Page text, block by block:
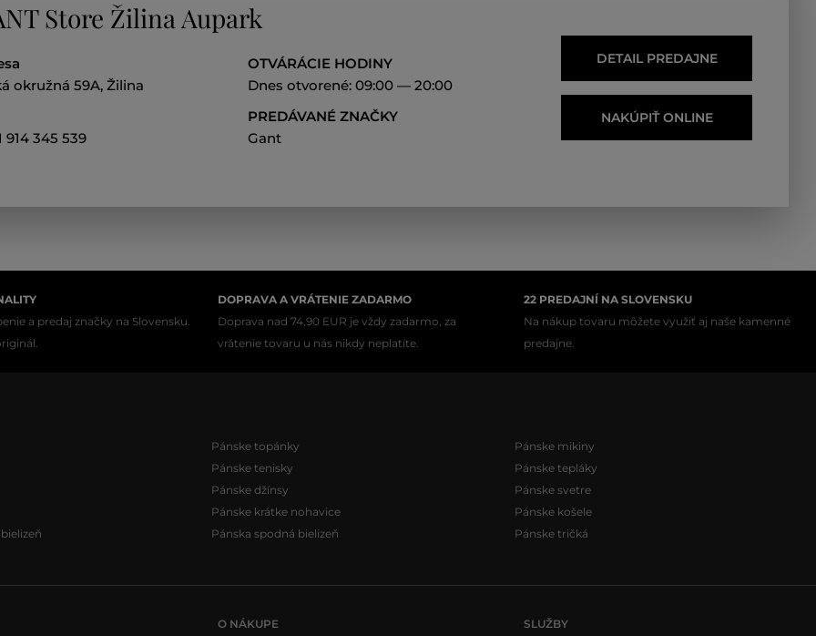
Store Žilina Aupark
okružná 59A, Žilina
914 345 539
OTVÁRÁCIE HODINY
Dnes otvorené: 09:00 — 20:00
PREDÁVANÉ ZNAČKY
Gant
DETAIL PREDAJNE
NAKÚPIŤ ONLINE
a predaj značky na Slovensku.
DOPRAVA A VRÁTENIE ZADARMO
Doprava nad 74,90 EUR je vždy zadarmo, za
vrátenie tovaru u nás nikdy neplatíte.
22 PREDAJNÍ NA SLOVENSKU
Na nákup tovaru môžete využiť aj naše kamenné
predajne.
Pánske topánky
Pánske tenisky
Pánske džínsy
Pánske krátke nohavice
Pánska spodná bielizeň
Pánske mikiny
Pánske tepláky
Pánske svetre
Pánske košele
Pánske tričká
O NÁKUPE SLUŽBY